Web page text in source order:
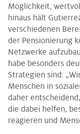
Möglichkeit,
hinaus hält
verschiedenen
der Pensionierung
Netzwerke
habe besonders
Strategien sind:
Menschen in
daher
die dabei helfen,
reagieren und